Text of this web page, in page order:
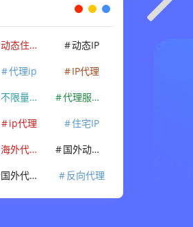
动态住宅IP
动态IP
代理ip
IP代理
不限量代理IP
代理服务器
ip代理
住宅IP
海外代理ip
国外动态IP
国外代理ip 反向代理